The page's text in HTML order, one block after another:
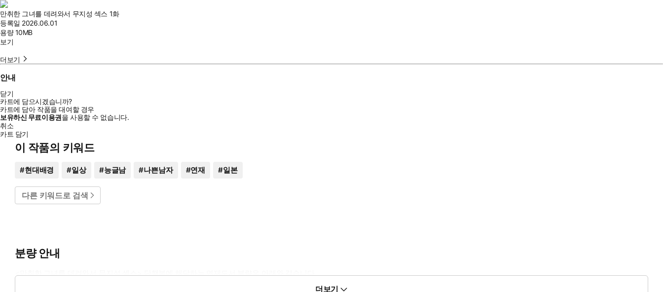
만취한 그녀를 데려와서 무지성 섹스 1화
등록일 2026.06.01
용량10MB
보기
더보기
안내
닫기
카트에 담으시겠습니까?
카트에 담아 작품을 대여할 경우
보유하신 무료이용권을 사용할 수 없습니다.
취소
카트 담기
이 작품의 키워드
#현대배경 #일상 #능글남 #나쁜남자 #연재 #일본
다른 키워드로 검색
분량 안내
<만취한 그녀를 데려와서 무지성 섹스> 단행본에 해당하는 연재도서 분량은 아래와 같습니다.
(본 연재분량은 리디에 서비스 되었던 연재분량이며, 각 단행본의 연재화수와는 차이가 있을 수 있습니다.)
더보기